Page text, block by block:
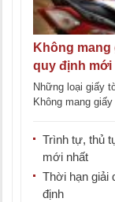
Không
quy định mới
Những loại giấy
Không mang
Trình tự, thủ
mới nhất
Thời hạn giải
định